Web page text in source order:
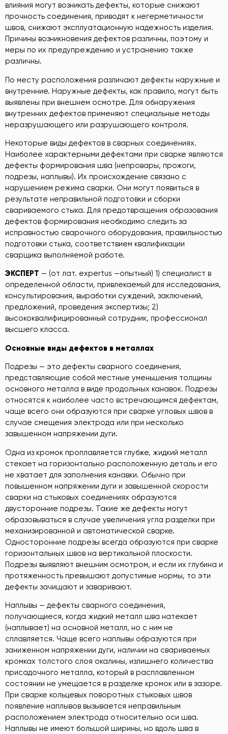
влияния могут возникать дефекты, которые снижают
прочность соединения, приводят к негерметичности
швов, снижают эксплуатационную надежность изделия.
Причины возникновения дефектов различны, поэтому и
меры по их предупреждению и устранению также
различны.
По месту расположения различают дефекты наружные и
внутренние. Наружные дефекты, как правило, могут быть
выявлены при внешнем осмотре. Для обнаружения
внутренних дефектов применяют специальные методы
неразрушающего или разрушающего контроля.
Некоторые виды дефектов в сварных соединениях.
Наиболее характерными дефектами при сварке являются
дефекты формирования шва (непровары, прожоги,
подрезы, наплывы). Их происхождение связано с
нарушением режима сварки. Они могут появиться в
результате неправильной подготовки и сборки
свариваемого стыка. Для предотвращения образования
дефектов формирования необходимо следить за
исправностью сварочного оборудования, правильностью
подготовки стыка, соответствием квалификации
сварщика выполняемой работе.
ЭКСПЕРТ — (от лат. expertus —опытный) 1) специалист в
определенной области, привлекаемый для исследования,
консультирования, выработки суждений, заключений,
предложений, проведения экспертизы; 2)
высококвалифицированный сотрудник, профессионал
высшего класса.
Основные виды дефектов в металлах
Подрезы — это дефекты сварного соединения,
представляющие собой местные уменьшения толщины
основного металла в виде продольных канавок. Подрезы
относятся к наиболее часто встречающимся дефектам,
чаще всего они образуются при сварке угловых швов в
случае смещения электрода или при несколько
завышенном напряжении дуги.
Одна из кромок проплавляется глубже, жидкий металл
стекает на горизонтально расположенную деталь и его
не хватает для заполнения канавки. Обычно при
повышенном напряжении дуги и завышенной скорости
сварки на стыковых соединениях образуются
двусторонние подрезы. Такие же дефекты могут
образовываться в случае увеличения угла разделки при
механизированной и автоматической сварке.
Односторонние подрезы всегда образуются при сварке
горизонтальных швов на вертикальной плоскости.
Подрезы выявляют внешним осмотром, и если их глубина и
протяженность превышают допустимые нормы, то эти
дефекты зачищают и заваривают.
Наплывы — дефекты сварного соединения,
получающиеся, когда жидкий металл шва натекает
(наплывает) на основной металл, но с ним не
сплавляется. Чаще всего наплывы образуются при
заниженном напряжении дуги, наличии на свариваемых
кромках толстого слоя окалины, излишнего количества
присадочного металла, который в расплавленном
состоянии не умещается в разделке кромок или в зазоре.
При сварке кольцевых поворотных стыковых швов
появление наплывов вызывается неправильным
расположением электрода относительно оси шва.
Наплывы не имеют большой ширины, но вдоль шва в